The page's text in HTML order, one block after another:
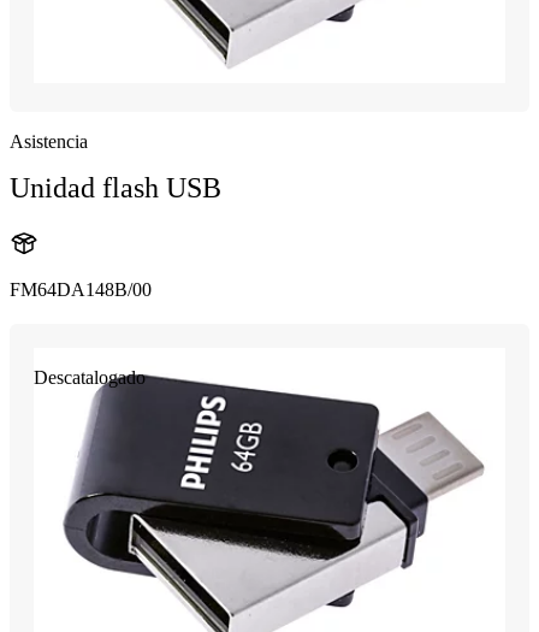
Asistencia
Unidad flash USB
FM64DA148B/00
Descatalogado